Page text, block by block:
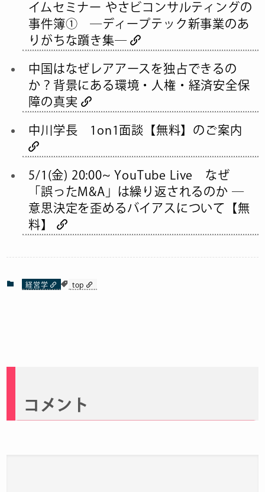
イムセミナー やさビコンサルティングの
事件簿① ―ディープテック新事業のあ
りがちな躓き集―
中国はなぜレアアースを独占できるの
か？背景にある環境・人権・経済安全保
障の真実
中川学長 1on1面談【無料】のご案内
5/1(金) 20:00~ YouTube Live なぜ
「誤ったM&A」は繰り返されるのか ―
意思決定を歪めるバイアスについて【無
料】
経営学 top
コメント